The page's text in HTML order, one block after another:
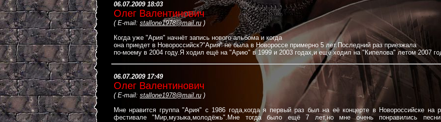
06.07.2009 18:03
Олег Валентинович
(E-mail: stallone1978@mail.ru )
Когда уже "Ария" начнёт запись нового альбома и когда
она приедет в Новороссийск?"Ария" не была в Новороссе примерно 5 лет.Последний раз приезжала
по-моему в 2004 году.Я ходил ещё на "Арию" в 1999 и 2003 годах,и ещё ходил на "Кипелова" летом 2007
06.07.2009 17:49
Олег Валентинович
(E-mail: stallone1978@mail.ru )
Мне нравится группа "Ария" с 1986 года,когда я первый раз был на её концерте в Новороссийске на
фестивале "Мир,музыка,молодёжь".Мне тогда было ещё 7 лет,но мне очень понравились